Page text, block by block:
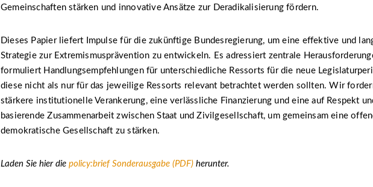
Gemeinschaften stärken und innovative Ansätze zur Deradikalisierung fördern.
Dieses Papier liefert Impulse für die zukünftige Bundesregierung, um eine effektive und
Strategie zur Extremismusprävention zu entwickeln. Es adressiert zentrale
formuliert Handlungsempfehlungen für unterschiedliche Ressorts für die neue
diese nicht als nur für das jeweilige Ressorts relevant betrachtet werden sollten. Wir
stärkere institutionelle Verankerung, eine verlässliche Finanzierung und eine auf Respekt
basierende Zusammenarbeit zwischen Staat und Zivilgesellschaft, um gemeinsam eine
demokratische Gesellschaft zu stärken.
Laden Sie hier die policy:brief Sonderausgabe (PDF) herunter.